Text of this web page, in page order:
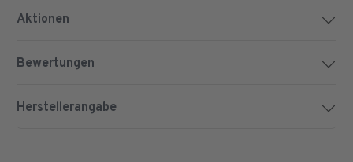
Aktionen
Bewertungen
Herstellerangabe